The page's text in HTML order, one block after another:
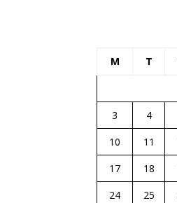
M T
3
4
10
11
17
18
24
25